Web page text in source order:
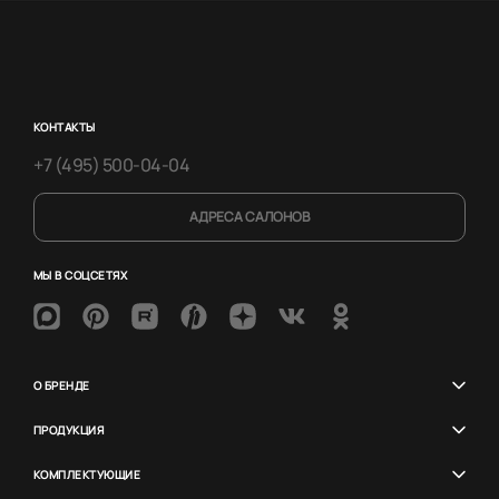
КОНТАКТЫ
+7 (495) 500-04-04
АДРЕСА САЛОНОВ
МЫ В СОЦСЕТЯХ
О БРЕНДЕ
ПРОДУКЦИЯ
КОМПЛЕКТУЮЩИЕ